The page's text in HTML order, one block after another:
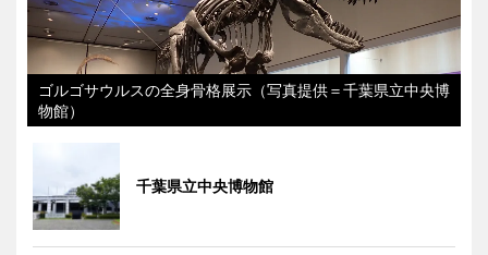
ゴルゴサウルスの全身骨格展示（写真提供＝千葉県立中央博
物館）
千葉県立中央博物館